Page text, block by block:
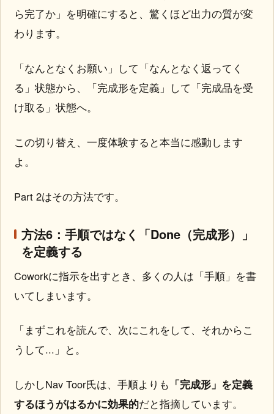
ら完了か」を明確にすると、驚くほど出力の質が変
わります。
「なんとなくお願い」して「なんとなく返ってく
る」状態から、「完成形を定義」して「完成品を受
け取る」状態へ。
この切り替え、一度体験すると本当に感動します
よ。
Part 2はその方法です。
方法6：手順ではなく「Done（完成形）」
を定義する
Coworkに指示を出すとき、多くの人は「手順」を書
いてしまいます。
「まずこれを読んで、次にこれをして、それからこ
うして...」と。
しかしNav Toor氏は、手順よりも 「完成形」を定義
するほうがはるかに効果的だと指摘しています。